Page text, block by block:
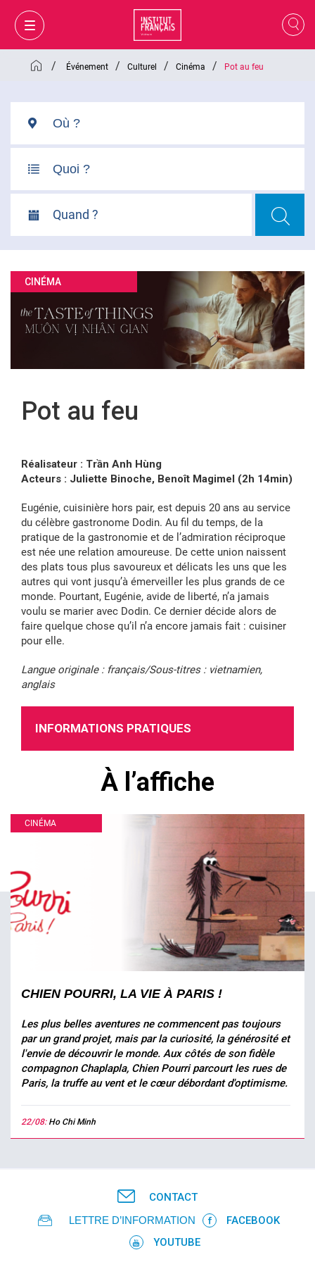
FR
VI
FR
/ Événement / Culturel / Cinéma / Pot au feu
Quand ?
CINÉMA
Pot au feu
Réalisateur : Trần Anh Hùng
Acteurs : Juliette Binoche, Benoît Magimel (2h 14min)
Eugénie, cuisinière hors pair, est depuis 20 ans au service
du célèbre gastronome Dodin. Au fil du temps, de la
pratique de la gastronomie et de l’admiration réciproque
est née une relation amoureuse. De cette union naissent
des plats tous plus savoureux et délicats les uns que les
autres qui vont jusqu’à émerveiller les plus grands de ce
monde. Pourtant, Eugénie, avide de liberté, n’a jamais
voulu se marier avec Dodin. Ce dernier décide alors de
faire quelque chose qu’il n’a encore jamais fait : cuisiner
pour elle.
Langue originale : français/Sous-titres : vietnamien,
anglais
INFORMATIONS PRATIQUES
À l’affiche
CINÉMA
CHIEN POURRI, LA VIE À PARIS !
Les plus belles aventures ne commencent pas toujours
par un grand projet, mais par la curiosité, la générosité et
l'envie de découvrir le monde. Aux côtés de son fidèle
compagnon Chaplapla, Chien Pourri parcourt les rues de
Paris, la truffe au vent et le cœur débordant d'optimisme.
22/08: Ho Chi Minh
CONTACT
LETTRE D’INFORMATION
FACEBOOK
YOUTUBE